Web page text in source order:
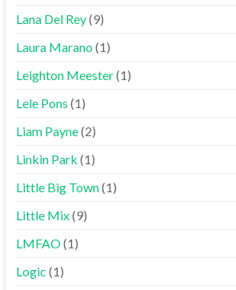
Lana Del Rey(9)
Laura Marano(1)
Leighton Meester(1)
Lele Pons (1)
Liam Payne(2)
Linkin Park (1)
Little Big Town(1)
Little Mix(9)
LMFAO(1)
Logic (1)